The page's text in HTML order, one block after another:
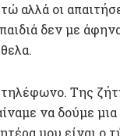
αλλά οι
δεν με
Της
να δούμε μια